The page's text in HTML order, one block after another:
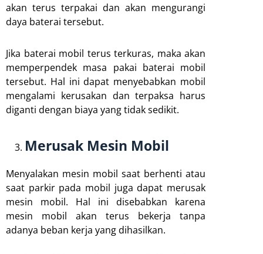
akan terus terpakai dan akan mengurangi
daya baterai tersebut.
Jika baterai mobil terus terkuras, maka akan
memperpendek masa pakai baterai mobil
tersebut. Hal ini dapat menyebabkan mobil
mengalami kerusakan dan terpaksa harus
diganti dengan biaya yang tidak sedikit.
Merusak Mesin Mobil
Menyalakan mesin mobil saat berhenti atau
saat parkir pada mobil juga dapat merusak
mesin mobil. Hal ini disebabkan karena
mesin mobil akan terus bekerja tanpa
adanya beban kerja yang dihasilkan.